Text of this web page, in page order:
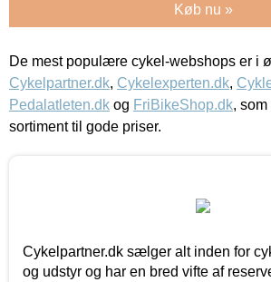
Køb nu »
De mest populære cykel-webshops er i
Cykelpartner.dk, Cykelexperten.dk,
Pedalatleten.dk og FriBikeShop.dk,
sortiment til gode priser.
Cykelpartner.dk sælger alt inden for
og udstyr og har en bred vifte af